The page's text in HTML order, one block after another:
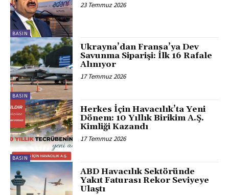
BASIN
23 Temmuz 2026
BASIN
Ukrayna’dan Fransa’ya Dev
Savunma Siparişi: İlk 16 Rafale
Alınıyor
17 Temmuz 2026
BASIN
Herkes İçin Havacılık’ta Yeni
Dönem: 10 Yıllık Birikim A.Ş.
Kimliği Kazandı
17 Temmuz 2026
ABD Havacılık Sektöründe
Yakıt Faturası Rekor Seviyeye
Ulaştı